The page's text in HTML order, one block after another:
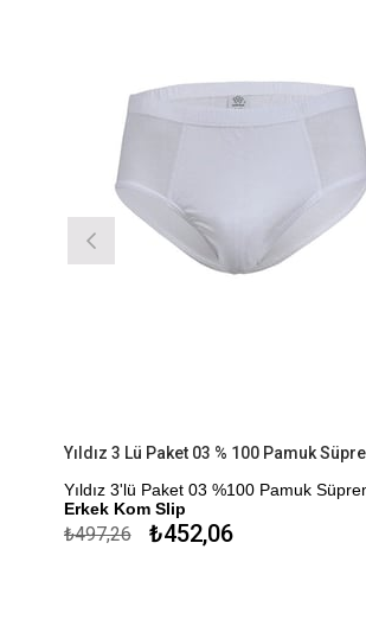
Yıldız 3 Lü Paket 03 % 100 Pamuk Süprem Erkek Kom Slip
Yıldız 3'lü Paket 03 %100 Pamuk Süprem
Erkek Kom Slip
Çekmezlik Sanfor Testi Yapılmıştır.
₺452,06
₺497,26